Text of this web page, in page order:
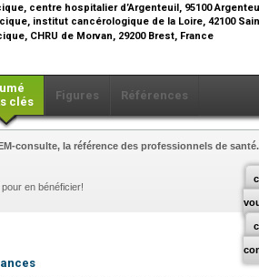
centre hospitalier d’Argenteuil, 95100
institut cancérologique de la Loire, 42100
CHRU de Morvan, 29200 Brest, France
clés
Figures Références
consulte, la référence des professionnels de santé.
en bénéficier!